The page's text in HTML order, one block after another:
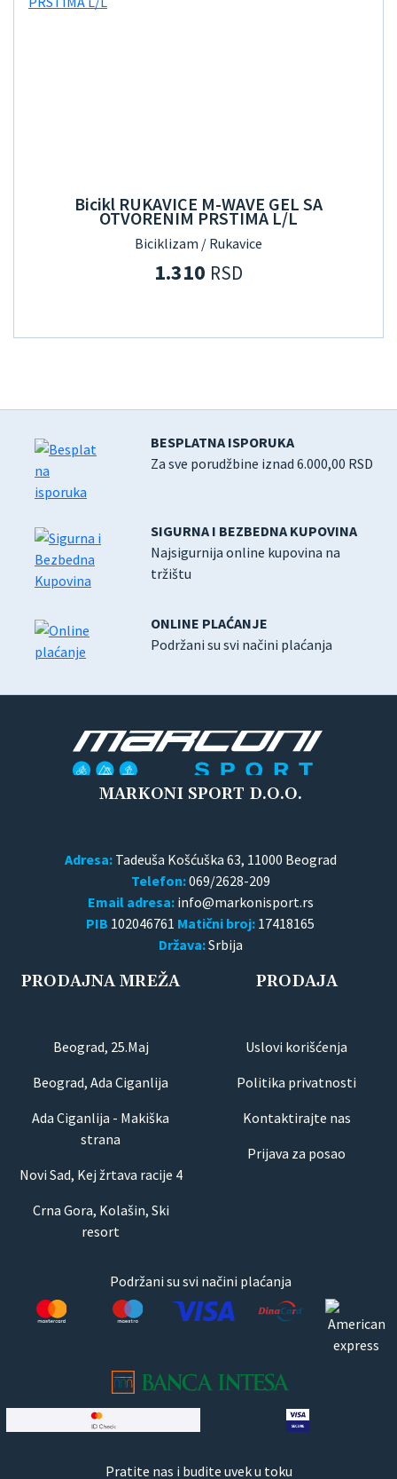
Bicikl RUKAVICE M-WAVE GEL SA
OTVORENIM PRSTIMA L/L
Biciklizam / Rukavice
1.310 RSD
BESPLATNA ISPORUKA
Za sve porudžbine iznad 6.000,00 RSD
SIGURNA I BEZBEDNA KUPOVINA
Najsigurnija online kupovina na
tržištu
ONLINE PLAĆANJE
Podržani su svi načini plaćanja
MARKONI SPORT D.O.O.
Adresa:Tadeuša Košćuška 63, 11000 Beograd
Telefon:069/2628-209
Email adresa:
PIB 102046761 Matični broj: 17418165
Država:Srbija
PRODAJNA MREŽA
Beograd, 25.Maj
Beograd, Ada Ciganlija
Ada Ciganlija - Makiška
strana
Novi Sad, Kej žrtava racije 4
Crna Gora, Kolašin, Ski
resort
PRODAJA
Uslovi korišćenja
Politika privatnosti
Kontaktirajte nas
Prijava za posao
Podržani su svi načini plaćanja
Pratite nas i budite uvek u toku